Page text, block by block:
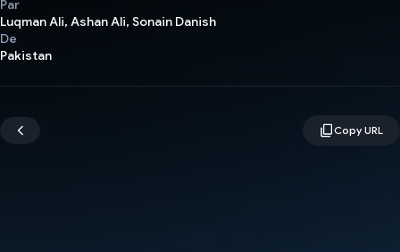
Par
Luqman Ali, Ashan Ali, Sonain Danish
De
Pakistan